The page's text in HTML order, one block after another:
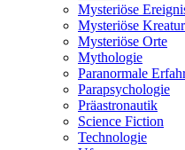
Mysteriöse
Mysteriöse
Mysteriöse Orte
Mythologie
Paranormale
Parapsychologie
Präastronautik
Science Fiction
Technologie